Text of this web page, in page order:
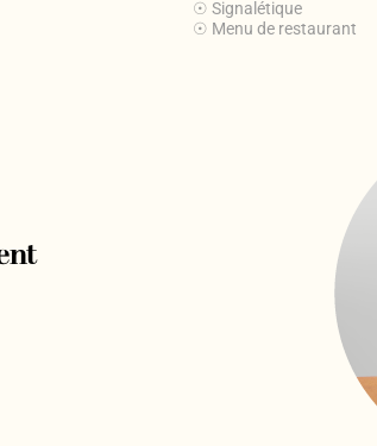
☉ Signalétique
☉ Menu de restaurant